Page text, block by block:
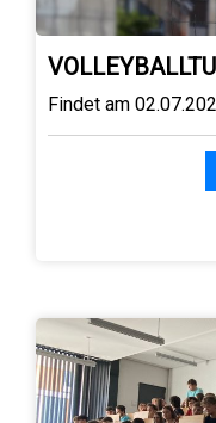
Findet am